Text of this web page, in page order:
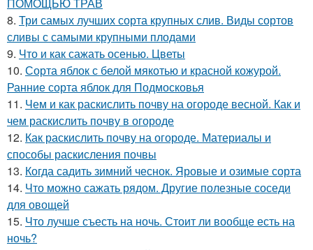
8. Три самых лучших сорта крупных слив. Виды сортов
сливы с самыми крупными плодами
9. Что и как сажать осенью. Цветы
10. Сорта яблок с белой мякотью и красной кожурой.
Ранние сорта яблок для Подмосковья
11. Чем и как раскислить почву на огороде весной. Как и
чем раскислить почву в огороде
12. Как раскислить почву на огороде. Материалы и
способы раскисления почвы
13. Когда садить зимний чеснок. Яровые и озимые сорта
14. Что можно сажать рядом. Другие полезные соседи
для овощей
15. Что лучше съесть на ночь. Стоит ли вообще есть на
ночь?